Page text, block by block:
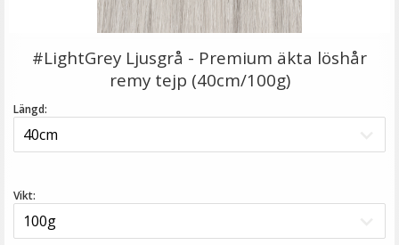
Tejp till löshår - 2.7m
#LightGrey Ljusgrå - Premium äkta löshår
remy tejp (40cm/100g)
Längd:
Vikt: